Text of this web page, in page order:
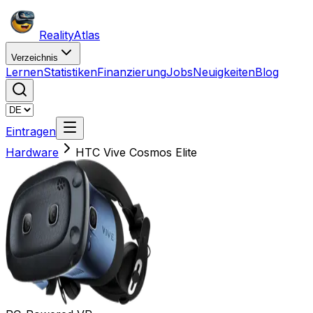
RealityAtlas
Verzeichnis
LernenStatistikenFinanzierungJobsNeuigkeitenBlog
Eintragen
Hardware
HTC Vive Cosmos Elite